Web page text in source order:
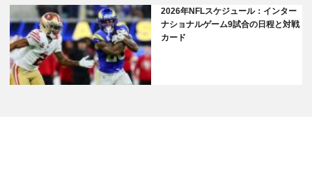
2026年NFLスケジュール：インター
ナショナルゲーム9試合の日程と対戦
カード